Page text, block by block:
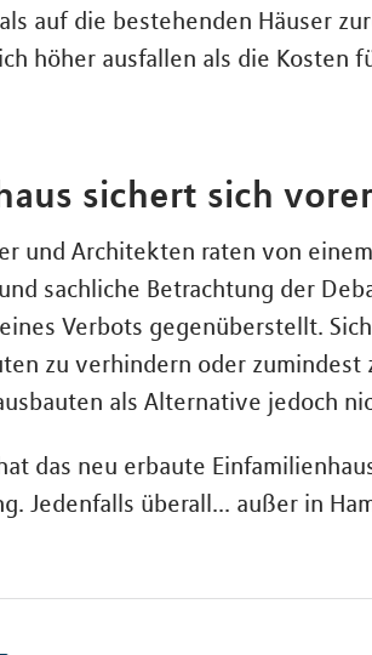
auf die bestehenden Häuser
höher ausfallen als die Kosten
sichert sich
und Architekten raten von
sachliche Betrachtung der
Verbots gegenüberstellt.
zu verhindern oder
als Alternative jedoch
das neu erbaute
Jedenfalls überall... außer in